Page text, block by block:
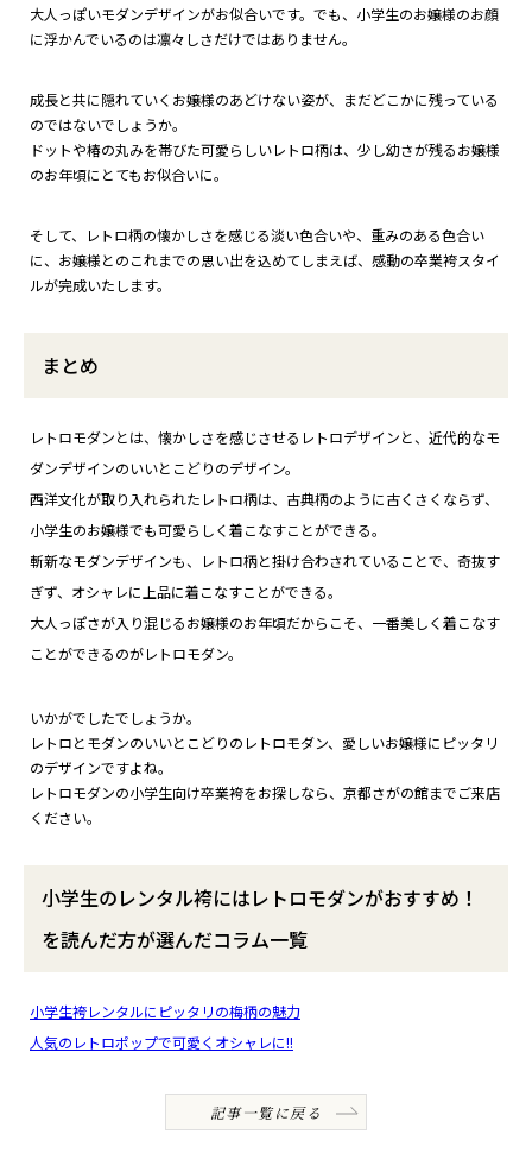
大人っぽいモダンデザインがお似合いです。でも、小学生のお嬢様のお顔
に浮かんでいるのは凛々しさだけではありません。
成長と共に隠れていくお嬢様のあどけない姿が、まだどこかに残っている
のではないでしょうか。
ドットや椿の丸みを帯びた可愛らしいレトロ柄は、少し幼さが残るお嬢様
のお年頃にとてもお似合いに。
そして、レトロ柄の懐かしさを感じる淡い色合いや、重みのある色合い
に、お嬢様とのこれまでの思い出を込めてしまえば、感動の卒業袴スタイ
ルが完成いたします。
まとめ
レトロモダンとは、懐かしさを感じさせるレトロデザインと、近代的なモ
ダンデザインのいいとこどりのデザイン。
西洋文化が取り入れられたレトロ柄は、古典柄のように古くさくならず、
小学生のお嬢様でも可愛らしく着こなすことができる。
斬新なモダンデザインも、レトロ柄と掛け合わされていることで、奇抜す
ぎず、オシャレに上品に着こなすことができる。
大人っぽさが入り混じるお嬢様のお年頃だからこそ、一番美しく着こなす
ことができるのがレトロモダン。
いかがでしたでしょうか。
レトロとモダンのいいとこどりのレトロモダン、愛しいお嬢様にピッタリ
のデザインですよね。
レトロモダンの小学生向け卒業袴をお探しなら、京都さがの館までご来店
ください。
小学生のレンタル袴にはレトロモダンがおすすめ！
を読んだ方が選んだコラム一覧
小学生袴レンタルにピッタリの梅柄の魅力
人気のレトロポップで可愛くオシャレに!!
記事一覧に戻る